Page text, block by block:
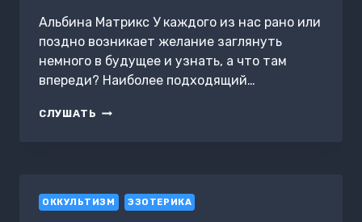
Альбина Матрикс У каждого из нас рано или
поздно возникает желание заглянуть
немного в будущее и узнать, а что там
впереди? Наиболее подходящий…
СЛУШАТЬ МАТРИЦА
ОККУЛЬТИЗМ ЭЗОТЕРИКА